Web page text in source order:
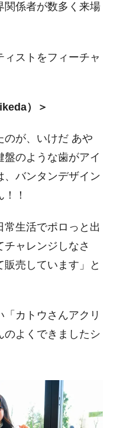
関係者が数多く来場
ストをフィーチャ
）＞
のが、いけだ あや
のような歯がアイ
、バンタンデザイン
！
常生活でポロっと出
ャレンジしなさ
売しています」と
カトウさんアクリ
のよくできましたシ